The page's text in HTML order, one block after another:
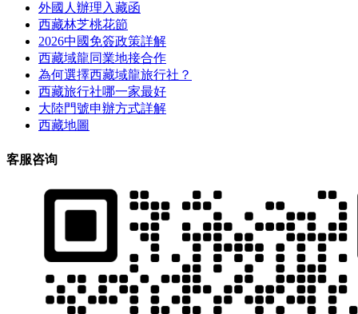
外國人辦理入藏函
西藏林芝桃花節
2026中國免簽政策詳解
西藏域龍同業地接合作
為何選擇西藏域龍旅行社？
西藏旅行社哪一家最好
大陸門號申辦方式詳解
西藏地圖
客服咨询